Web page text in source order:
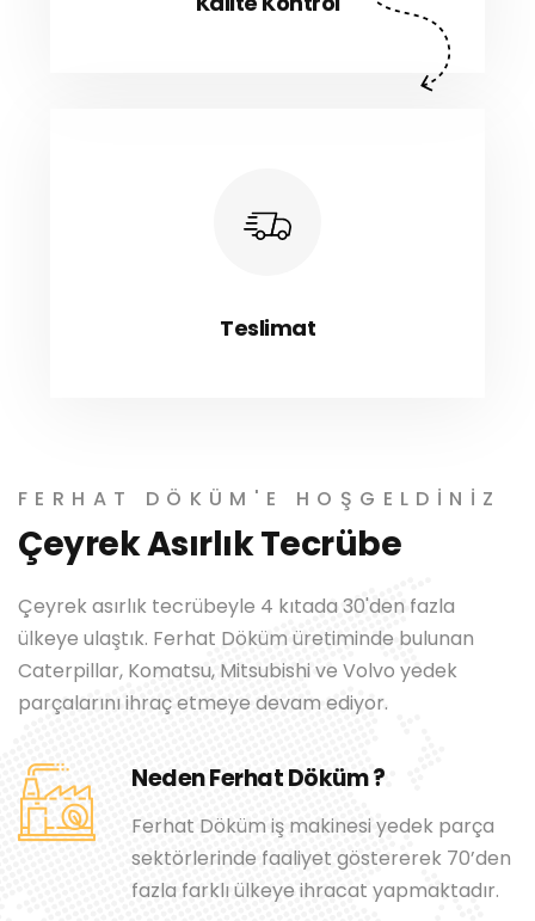
Teslimat
FERHAT DÖKÜM'E HOŞGELDINIZ
Çeyrek Asırlık Tecrübe
Çeyrek asırlık tecrübeyle 4 kıtada 30'den fazla
ülkeye ulaştık. Ferhat Döküm üretiminde bulunan
Caterpillar, Komatsu, Mitsubishi ve Volvo yedek
parçalarını ihraç etmeye devam ediyor.
Neden Ferhat Döküm ?
Ferhat Döküm iş makinesi yedek parça
sektörlerinde faaliyet göstererek 70’den
fazla farklı ülkeye ihracat yapmaktadır.